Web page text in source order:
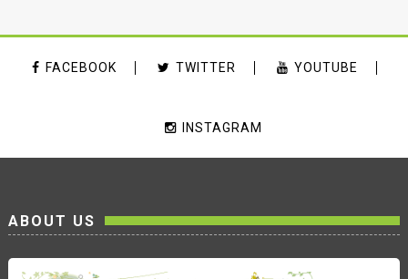
FACEBOOK TWITTER YOUTUBE
INSTAGRAM
ABOUT US